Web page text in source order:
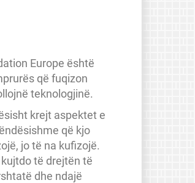
Europe është
që fuqizon
teknologjinë.
krejt aspektet e
që kjo
jo të na kufizojë.
të drejtën të
dhe ndajë